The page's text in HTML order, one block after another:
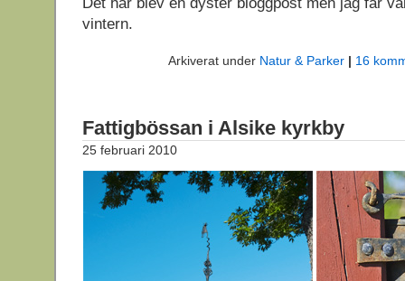
vintern.
Arkiverat under Natur & Parker | 16
Fattigbössan i Alsike kyrkby
25 februari 2010